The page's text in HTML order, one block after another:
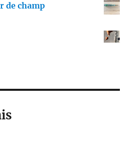
de champ